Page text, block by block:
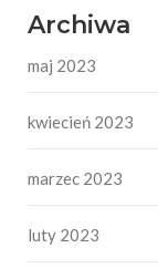
Archiwa
maj 2023
kwiecień 2023
marzec 2023
luty 2023